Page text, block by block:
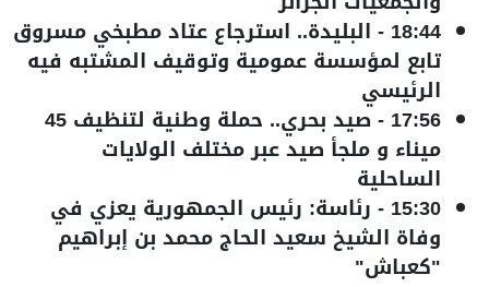
18:44
- البليدة.. استرجاع عتاد مطبخي مسروق
تابع لمؤسسة عمومية وتوقيف المشتبه فيه
الرئيسي
17:56
- صيد بحري.. حملة وطنية لتنظيف 45
ميناء و ملجأ صيد عبر مختلف الولايات
الساحلية
15:30
- رئاسة: رئيس الجمهورية يعزي في
وفاة الشيخ سعيد الحاج محمد بن إبراهيم
"كعباش"